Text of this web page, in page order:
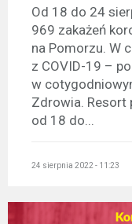
Od 18 do 24
969 zakażeń
na Pomorzu. W
z COVID-19 –
w
Zdrowia. Resort
od 18 do...
24 sierpnia 2022 - 11:23